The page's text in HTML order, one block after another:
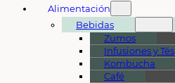
Alimentación
Bebidas
Zumos
Infusiones y Tés
Kombucha
Café